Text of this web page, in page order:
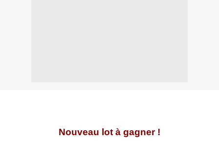
Nouveau lot à gagner !